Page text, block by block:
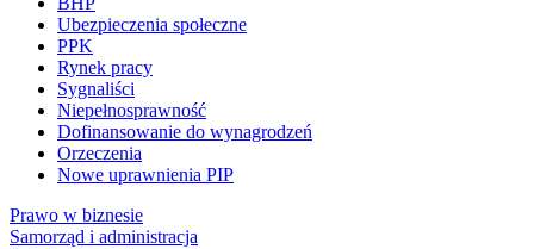
Ubezpieczenia społeczne
PPK
Rynek pracy
Sygnaliści
Niepełnosprawność
Dofinansowanie do wynagrodzeń
Orzeczenia
Nowe uprawnienia PIP
Prawo w biznesie
Samorząd i administracja